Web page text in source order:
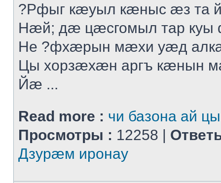
?Рфыг кæуыл кæныс æз та
Нæй; дæ цæсгомыл тар
Не ?фхæрын мæхи уæд
Цы хорзæхæн аргъ кæнын
Йæ ...
Read more : чи базона ай
Просмотры : 12258 |
Дзурæм иронау